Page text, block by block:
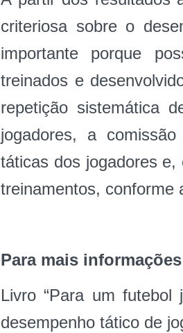
criteriosa sobre o
importante porque
treinados e
repetição sistemática
jogadores, a
táticas dos jogadores
treinamentos, conforme
Para mais
Livro “Para um futebol
desempenho tático de